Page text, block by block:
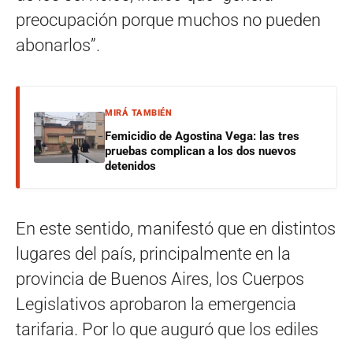
preocupación porque muchos no pueden
abonarlos”.
MIRÁ TAMBIÉN
Femicidio de Agostina Vega: las tres
pruebas complican a los dos nuevos
detenidos
En este sentido, manifestó que en distintos
lugares del país, principalmente en la
provincia de Buenos Aires, los Cuerpos
Legislativos aprobaron la emergencia
tarifaria. Por lo que auguró que los ediles